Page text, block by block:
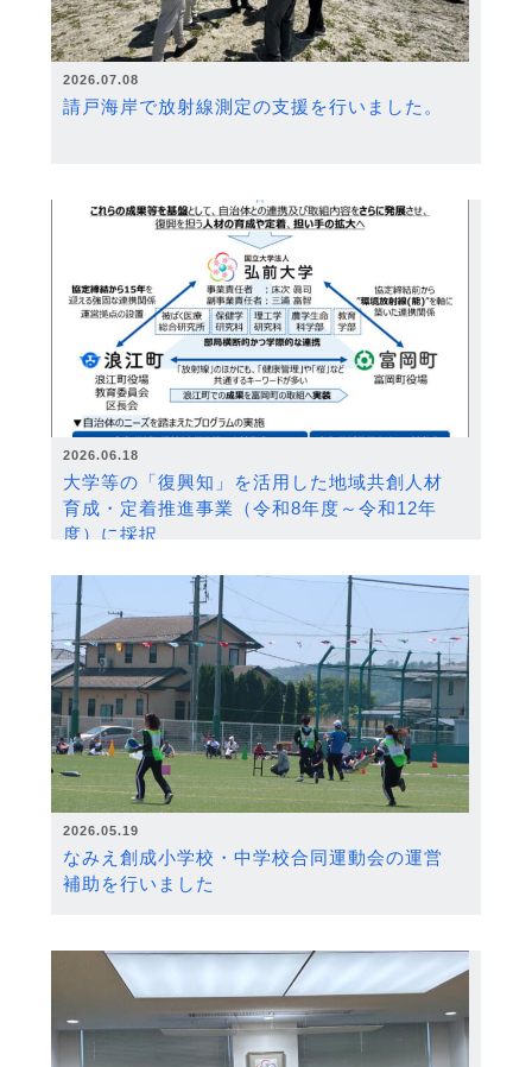
2026.07.08
請戸海岸で放射線測定の支援を行いました。
2026.06.18
大学等の「復興知」を活用した地域共創人材
育成・定着推進事業（令和8年度～令和12年
度）に採択
2026.05.19
なみえ創成小学校・中学校合同運動会の運営
補助を行いました